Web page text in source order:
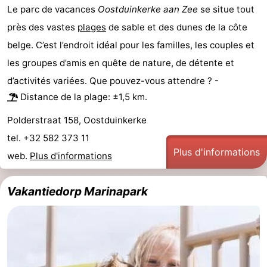
Ypres
La
Nature
Het
Zwin
-
Knokke-
Heist
-
Zeebrugge
-
Blankenberge
-
Wenduine
Le parc de vacances Oostduinkerke aan Zee se situe tout
près des vastes plages de sable et des dunes de la côte
belge. C’est l’endroit idéal pour les familles, les couples et
les groupes d’amis en quête de nature, de détente et
d’activités variées. Que pouvez-vous attendre ? -
Distance de la plage: ±1,5 km.
Polderstraat 158, Oostduinkerke
tel. +32 582 373 11
web. Plus d'informations Plus d'informations
Vakantiedorp Marinapark